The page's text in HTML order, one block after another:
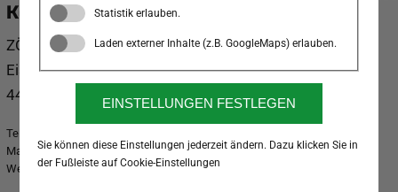
Statistik erlauben.
Laden externer Inhalte (z.B. GoogleMaps) erlauben.
Sie können diese Einstellungen jederzeit ändern. Dazu klicken Sie in
der Fußleiste auf Cookie-Einstellungen
Kontakt
ZÖSERL Metalltechnik GmbH
Eisenstraße 79
4462 Reichraming
Tel.:
Mail:
metalltechnik@zoeserl.at
Web:
www.zoeserl.at